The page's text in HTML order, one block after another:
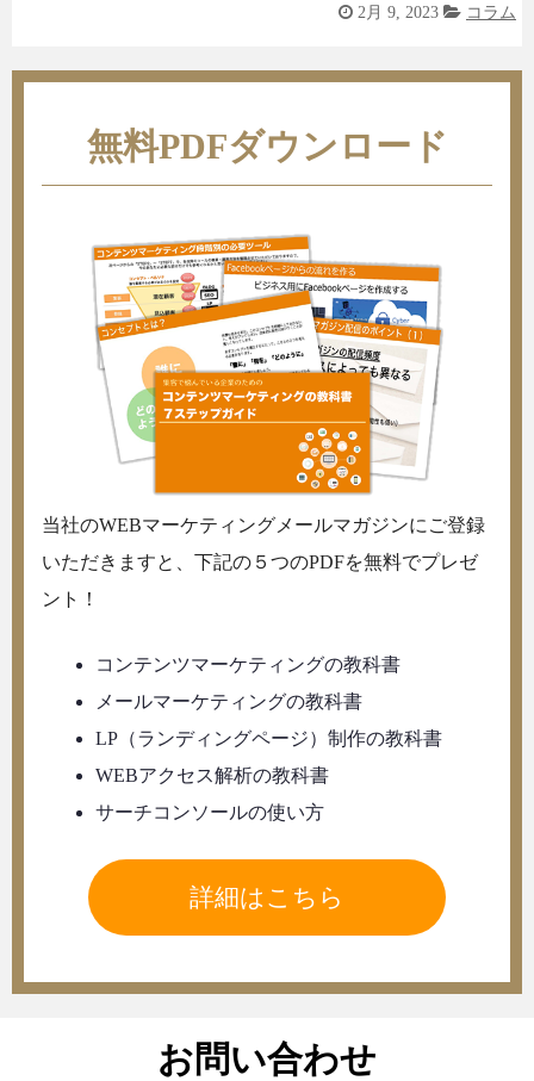
2月 9, 2023 コラム
無料PDFダウンロード
当社のWEBマーケティングメールマガジンにご登録
いただきますと、下記の５つのPDFを無料でプレゼ
ント！
コンテンツマーケティングの教科書
メールマーケティングの教科書
LP（ランディングページ）制作の教科書
WEBアクセス解析の教科書
サーチコンソールの使い方
詳細はこちら
お問い合わせ